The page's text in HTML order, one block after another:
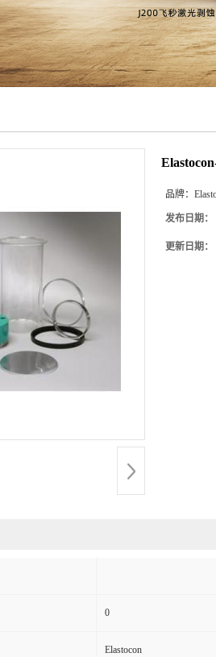
品牌：
发布日期：
更新日期：
0
Elastocon